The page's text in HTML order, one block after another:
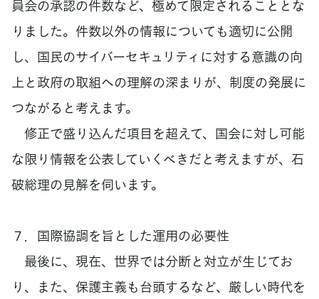
員会の承認の件数など、極めて限定されることとな
りました。件数以外の情報についても適切に公開
し、国民のサイバーセキュリティに対する意識の向
上と政府の取組への理解の深まりが、制度の発展に
つながると考えます。
修正で盛り込んだ項目を超えて、国会に対し可能
な限り情報を公表していくべきだと考えますが、石
破総理の見解を伺います。
７．国際協調を旨とした運用の必要性
最後に、現在、世界では分断と対立が生じてお
り、また、保護主義も台頭するなど、厳しい時代を